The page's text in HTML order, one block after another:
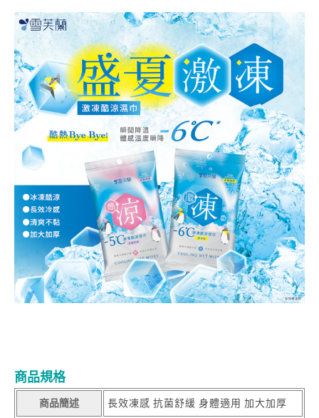
商品規格
商品簡述 長效凍感 抗菌舒緩 身體適用 加大加厚